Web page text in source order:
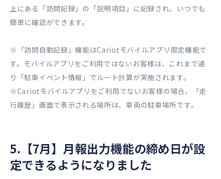
上にある「訪問記録」の「説明項目」に記録され、いつでも
簡単に確認ができます。
※「訪問自動記録」機能はCariotモバイルアプリ限定機能で
す。モバイルアプリをご利用ではないお客様は、これまで通
り「駐車イベント情報」でルート計算が実施されます。
※Cariotモバイルアプリをご利用でないお客様の場合、「走
行履歴」画面で表示される場所は、車両の駐車場所です。
5.【7月】月報出力機能の締め日が設
定できるようになりました